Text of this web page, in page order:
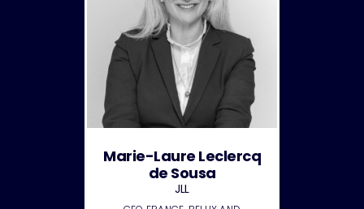
Marie-Laure Leclercq
de Sousa
JLL